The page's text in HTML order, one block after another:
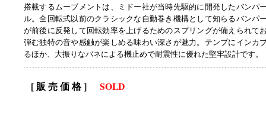
搭載するムーブメントは、ミドー社が当時先駆的に開発したバンパ
ル。全回転式以前のクラシックな自動巻き機構として知らるバンパ
が前後に反発して回転効率を上げるためのスプリングが備えられて
弾む独特の音や感触が楽しめる味わい深さが魅力。テンプにインカ
るほか、大振りなバネによる機止めで耐震性に優れた堅牢設計です。
[ 販 売 価 格 ] SOLD